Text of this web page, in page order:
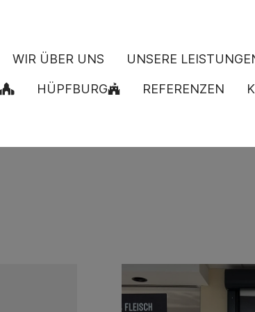
WIR ÜBER UNS UNSERE
HÜPFBURG REFERENZEN